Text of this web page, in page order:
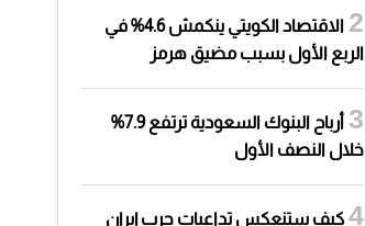
الاقتصاد الكويتي ينكمش 4.6% في
الربع الأول بسبب مضيق هرمز
أرباح البنوك السعودية ترتفع 7.9%
خلال النصف الأول
كيف ستنعكس تداعيات حرب إيران